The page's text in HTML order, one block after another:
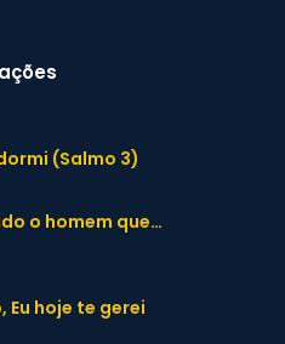
(Salmo 3)
o homem que…
Eu hoje te gerei